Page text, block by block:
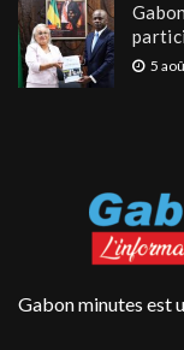
5
Gabon minutes est